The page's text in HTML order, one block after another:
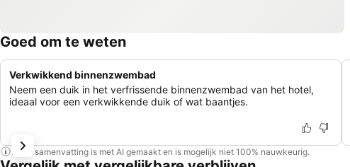
Goed om te weten
Verkwikkend binnenzwembad
Neem een duik in het verfrissende binnenzwembad van het hotel,
ideaal voor een verkwikkende duik of wat baantjes.
Deze samenvatting is met AI gemaakt en is mogelijk niet 100% nauwkeurig.